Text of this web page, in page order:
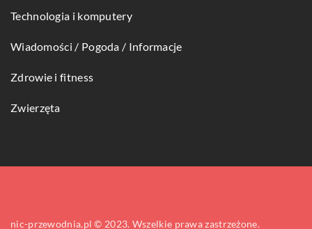
Technologia i komputery
Wiadomości / Pogoda / Informacje
Zdrowie i fitness
Zwierzęta
nic-przewodnia.pl © 2023. Wszelkie prawa zastrzeżone.